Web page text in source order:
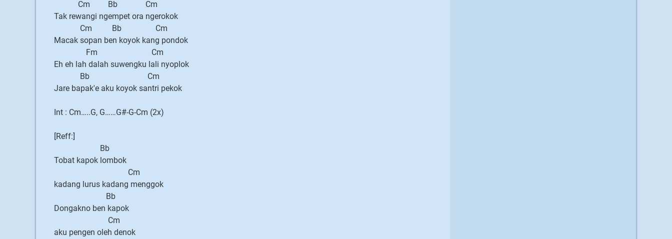
Cm Bb Cm
Tak rewangi ngempet ora ngerokok
Cm Bb Cm
Macak sopan ben koyok kang pondok
Fm Cm
Eh eh lah dalah suwengku lali nyoplok
Bb Cm
Jare bapak'e aku koyok santri pekok
Int : Cm…..G, G……G#-G-Cm (2x)
[Reff:]
Bb
Tobat kapok lombok
Cm
kadang lurus kadang menggok
Bb
Dongakno ben kapok
Cm
aku pengen oleh denok